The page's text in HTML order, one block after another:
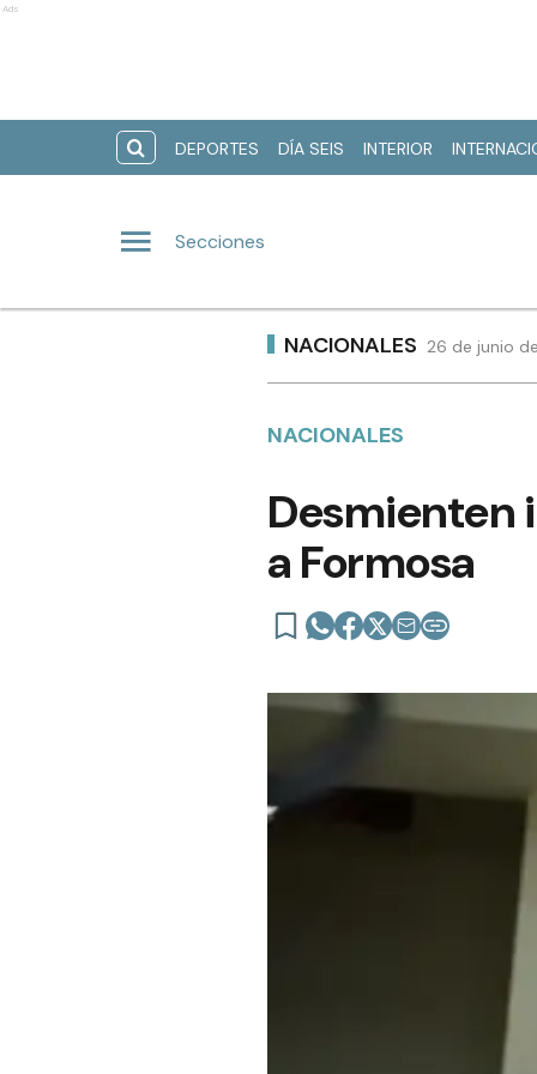
Ads
DEPORTES DÍA SEIS INTERIOR
Secciones
NACIONALES 26 de junio
NACIONALES
Desmienten
a Formosa